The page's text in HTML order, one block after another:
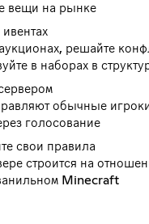
вещи на рынке
ивентах
решайте
в наборах в
обычные
голосование
свои правила
строится на
Minecraft